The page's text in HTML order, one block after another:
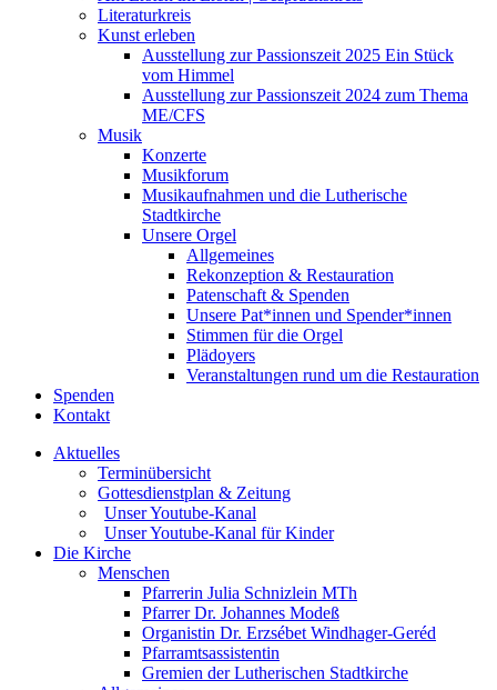
Literaturkreis
Kunst erleben
Ausstellung zur Passionszeit 2025 Ein Stück
vom Himmel
Ausstellung zur Passionszeit 2024 zum Thema
ME/CFS
Musik
Konzerte
Musikforum
Musikaufnahmen und die Lutherische
Stadtkirche
Unsere Orgel
Allgemeines
Rekonzeption & Restauration
Patenschaft & Spenden
Unsere Pat*innen und Spender*innen
Stimmen für die Orgel
Plädoyers
Veranstaltungen rund um die Restauration
Spenden
Kontakt
Aktuelles
Terminübersicht
Gottesdienstplan & Zeitung
Unser Youtube-Kanal
Unser Youtube-Kanal für Kinder
Die Kirche
Menschen
Pfarrerin Julia Schnizlein MTh
Pfarrer Dr. Johannes Modeß
Organistin Dr. Erzsébet Windhager-Geréd
Pfarramtsassistentin
Gremien der Lutherischen Stadtkirche